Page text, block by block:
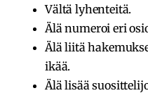
Vältä lyhenteitä.
Älä numeroi eri
Älä liitä
ikää.
Älä lisää